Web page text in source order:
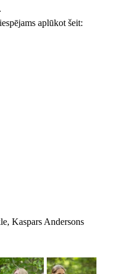
aplūkot šeit:
Kaspars Andersons